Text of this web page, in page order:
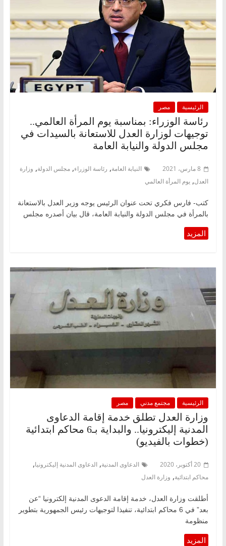
الرئيسية مصر
رئاسة الوزراء: بمناسبة يوم المرأة العالمي..
توجيهات لوزارة العدل للاستعانة بالسيدات في
مجلس الدولة والنيابة العامة
8 مارس، 2021 النيابة العامة, رئاسة الوزراء, مجلس الدولة, وزارة
العدل, يوم المرأة العالمي
كتب- فارس فكري تحت عنوان الرئيس يوجه وزير العدل بالاستعانة
بالمرأة في مجلس الدولة والنيابة العامة، قال بيان أصدره مجلس
الرئيسية مجتمع مدني مصر
وزارة العدل تطلق خدمة إقامة الدعاوى
المدنية إليكترونيا.. والبداية بـ6 محاكم ابتدائية
(خطوات بالفيديو)
20 أكتوبر، 2020 الدعاوى المدنية, الدعاوى المدنية إليكترونيا,
محاكم ابتدائية, وزارة العدل
أطلقت وزارة العدل، خدمة إقامة الدعوى المدنية إلكترونيا “عن
بعد” في 6 محاكم ابتدائية، تنفيذا لتوجيهات رئيس الجمهورية بتطوير
منظومة